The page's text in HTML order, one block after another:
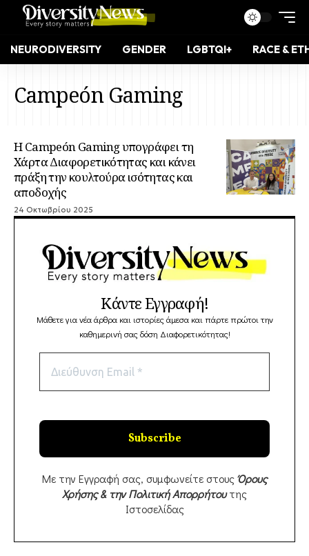
NEURODIVERSITY GENDER LGBTQI+ RACE &
Campeón Gaming
Η Campeón Gaming υπογράφει τη
Χάρτα Διαφορετικότητας και κάνει
πράξη την κουλτούρα ισότητας και
αποδοχής
24 Οκτωβρίου 2025
Κάντε Εγγραφή!
Μάθετε για νέα άρθρα και ιστορίες άμεσα και πάρτε πρώτοι την
καθημερινή σας δόση Διαφορετικότητας!
Με την Εγγραφή σας, συμφωνείτε στουςΌρους
Χρήσης & την Πολιτική Απορρήτουτης
Ιστοσελίδας